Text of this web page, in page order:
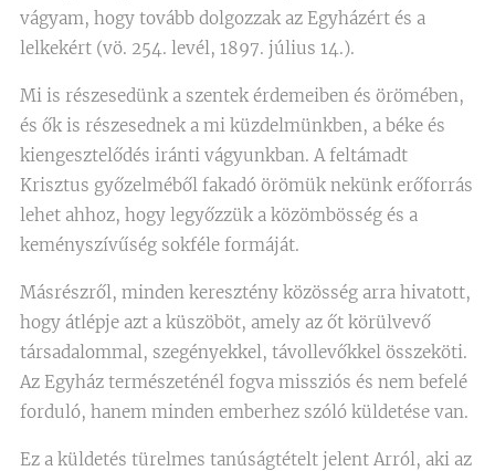
vágyam, hogy tovább dolgozzak az Egyházért és a
lelkekért (vö. 254. levél, 1897. július 14.).
Mi is részesedünk a szentek érdemeiben és örömében,
és ők is részesednek a mi küzdelmünkben, a béke és
kiengesztelődés iránti vágyunkban. A feltámadt
Krisztus győzelméből fakadó örömük nekünk erőforrás
lehet ahhoz, hogy legyőzzük a közömbösség és a
keményszívűség sokféle formáját.
Másrészről, minden keresztény közösség arra hivatott,
hogy átlépje azt a küszöböt, amely az őt körülvevő
társadalommal, szegényekkel, távollevőkkel összeköti.
Az Egyház természeténél fogva missziós és nem befelé
forduló, hanem minden emberhez szóló küldetése van.
Ez a küldetés türelmes tanúságtételt jelent Arról, aki az